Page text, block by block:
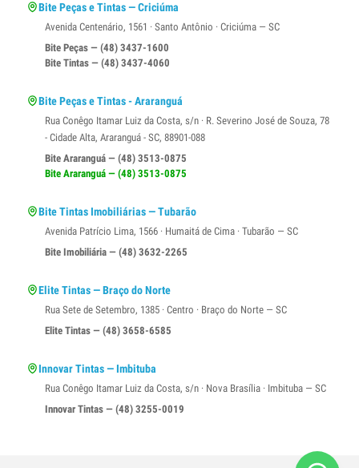
Bite Peças e Tintas — Criciúma
Avenida Centenário, 1561 · Santo Antônio · Criciúma — SC
Bite Peças — (48) 3437-1600
Bite Tintas — (48) 3437-4060
Bite Peças e Tintas - Araranguá
Rua Conêgo Itamar Luiz da Costa, s/n · R. Severino José de Souza, 78
- Cidade Alta, Araranguá - SC, 88901-088
Bite Araranguá — (48) 3513-0875
Bite Araranguá — (48) 3513-0875
Bite Tintas Imobiliárias — Tubarão
Avenida Patrício Lima, 1566 · Humaitá de Cima · Tubarão — SC
Bite Imobiliária — (48) 3632-2265
Elite Tintas — Braço do Norte
Rua Sete de Setembro, 1385 · Centro · Braço do Norte — SC
Elite Tintas — (48) 3658-6585
Innovar Tintas — Imbituba
Rua Conêgo Itamar Luiz da Costa, s/n · Nova Brasília · Imbituba — SC
Innovar Tintas — (48) 3255-0019